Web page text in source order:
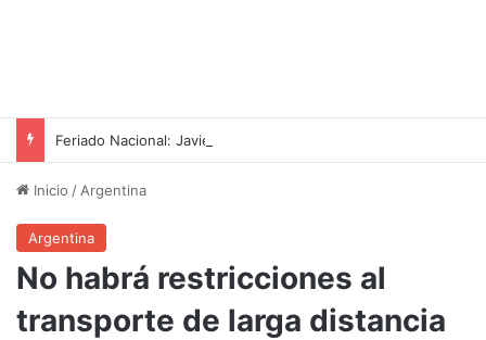
Inicio / Argentina
Argentina
No habrá restricciones al
transporte de larga distancia